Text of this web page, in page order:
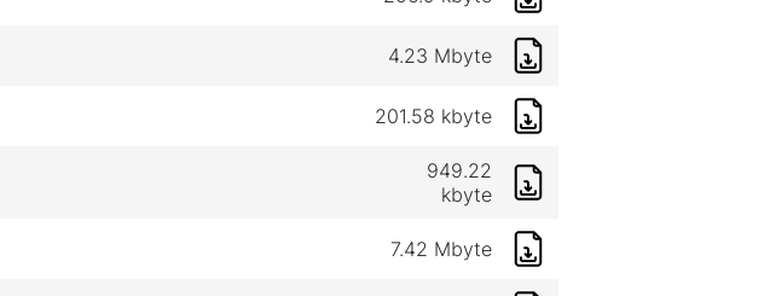
4.23 Mbyte
201.58 kbyte
949.22
kbyte
7.42 Mbyte